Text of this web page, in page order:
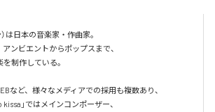
は日本の音楽家・作曲家。
アンビエントからポップスまで、
制作している。
など、様々なメディアでの採用も複数あり、
kissa」ではメインコンポーザー、